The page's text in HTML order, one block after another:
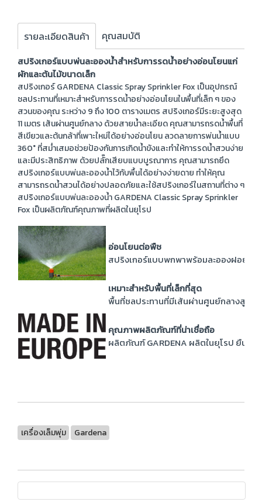
รายละเอียดสินค้า คุณสมบัติ
สปริงเกอร์แบบพ่นละอองน้ำสำหรับการรดน้ำอย่างอ่อนโยนแก่
ผักและต้นไม้ขนาดเล็ก
สปริงเกอร์ GARDENA Classic Spray Sprinkler Fox เป็นอุปกรณ์
ชลประทานที่เหมาะสำหรับการรดน้ำอย่างอ่อนโยนในพื้นที่เล็ก ๆ ของ
สวนของคุณ ระหว่าง 9 ถึง 100 ตารางเมตร สปริงเกอร์มีระยะสูงสุด
11 เมตร เส้นผ่านศูนย์กลาง ด้วยสายน้ำละเอียด คุณสามารถรดน้ำพื้นที่
สีเขียวและต้นกล้าที่เพาะใหม่ได้อย่างอ่อนโยน ลวดลายการพ่นน้ำแบบ
360° ที่สม่ำเสมอช่วยป้องกันการเกิดน้ำขังและทำให้การรดน้ำสวนง่าย
และมีประสิทธิภาพ ด้วยปลั๊กเสียบแบบบูรณาการ คุณสามารถยึด
สปริงเกอร์แบบพ่นละอองน้ำไว้กับพื้นได้อย่างง่ายดาย ทำให้คุณ
สามารถรดน้ำสวนได้อย่างปลอดภัยและใช้สปริงเกอร์ในสถานที่ต่าง ๆ
สปริงเกอร์แบบพ่นละอองน้ำ GARDENA Classic Spray Sprinkler
Fox เป็นผลิตภัณฑ์คุณภาพที่ผลิตในยุโรป
อ่อนโยนต่อพืช
สปริงเกอร์แบบพกพาพร้อมละอองฝอยละ
เหมาะสำหรับพื้นที่เล็กที่สุด
พื้นที่ชลประทานที่มีเส้นผ่านศูนย์กลางสูงสุ
คุณภาพผลิตภัณฑ์ที่น่าเชื่อถือ
ผลิตภัณฑ์ GARDENA ผลิตในยุโรป ยืนยั
เครื่องเล็มพุ่ม Gardena